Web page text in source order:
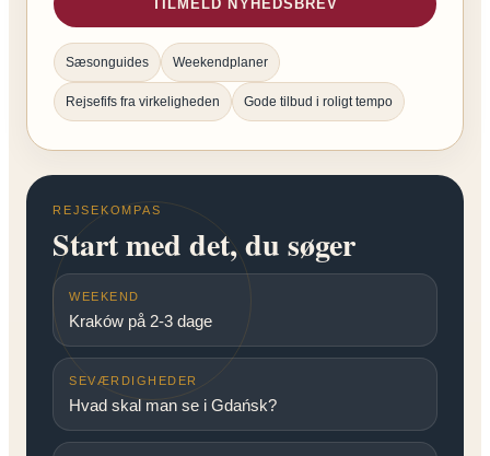
TILMELD NYHEDSBREV
Sæsonguides Weekendplaner
Rejsefifs fra virkeligheden Gode tilbud i roligt tempo
REJSEKOMPAS
Start med det, du søger
WEEKEND
Kraków på 2-3 dage
SEVÆRDIGHEDER
Hvad skal man se i Gdańsk?